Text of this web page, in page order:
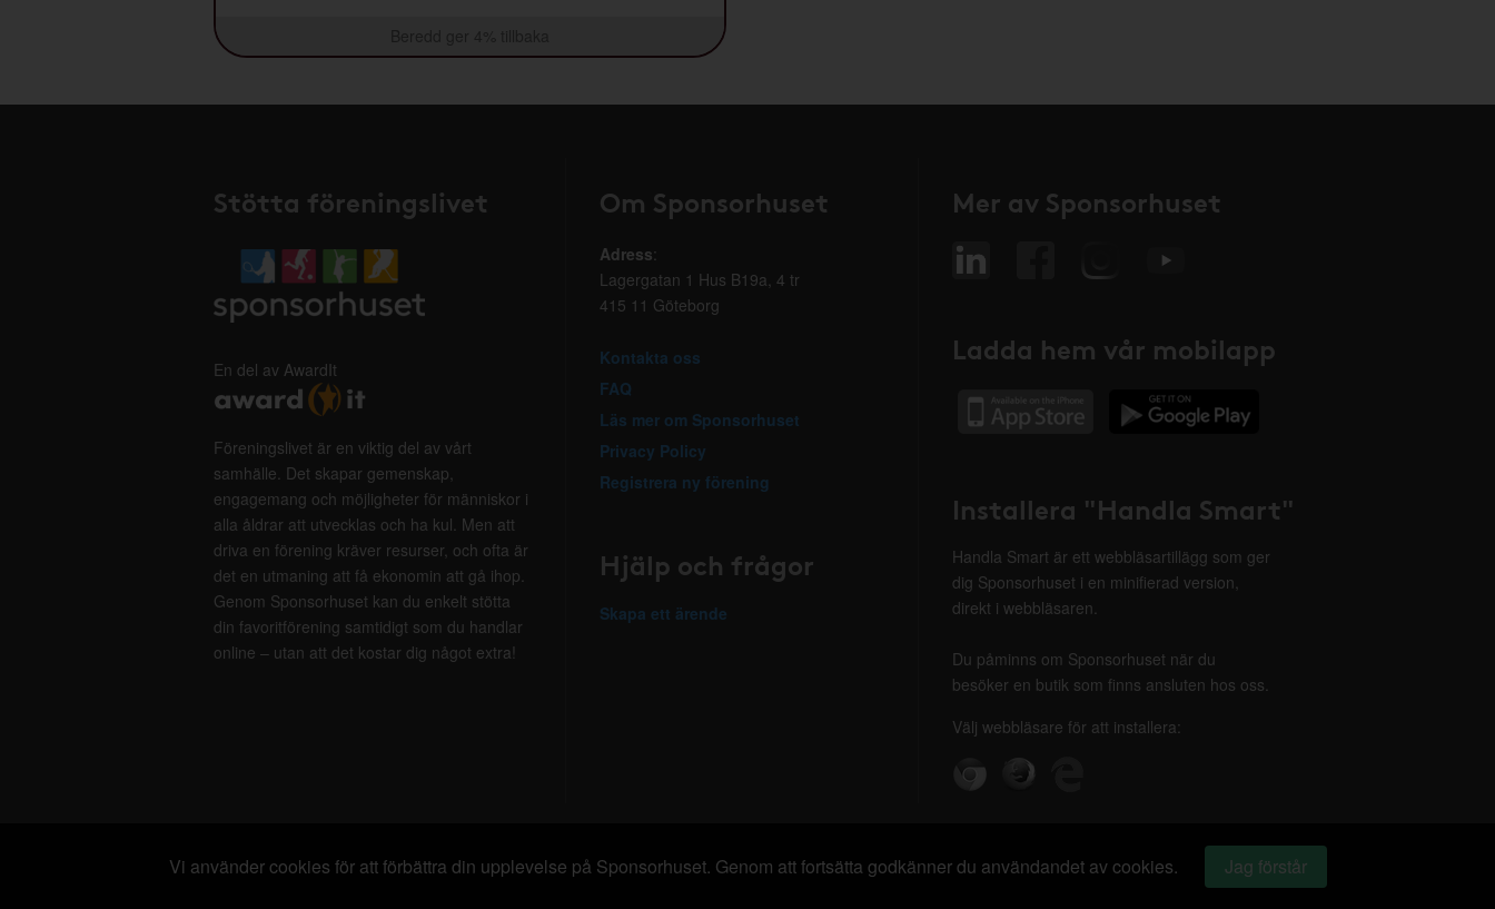
Stötta föreningslivet
En del av AwardIt
Föreningslivet är en viktig del av vårt
samhälle. Det skapar gemenskap,
engagemang och möjligheter för människor i
alla åldrar att utvecklas och ha kul. Men att
driva en förening kräver resurser, och ofta är
det en utmaning att få ekonomin att gå ihop.
Genom Sponsorhuset kan du enkelt stötta
din favoritförening samtidigt som du handlar
online – utan att det kostar dig något extra!
Om Sponsorhuset
Adress:
Lagergatan 1 Hus B19a, 4 tr
415 11 Göteborg
Kontakta oss
FAQ
Läs mer om Sponsorhuset
Privacy Policy
Registrera ny förening
Hjälp och frågor
Skapa ett ärende
Mer av Sponsorhuset
Ladda hem vår mobilapp
Installera "Handla Smart"
Handla Smart är ett webbläsartillägg som ger
dig Sponsorhuset i en minifierad version,
direkt i webbläsaren.
Du påminns om Sponsorhuset när du
besöker en butik som finns ansluten hos oss.
Välj webbläsare för att installera:
Vi använder cookies för att förbättra din upplevelse på Sponsorhuset. Genom att fortsätta godkänner du användandet av cookies. Jag förstår